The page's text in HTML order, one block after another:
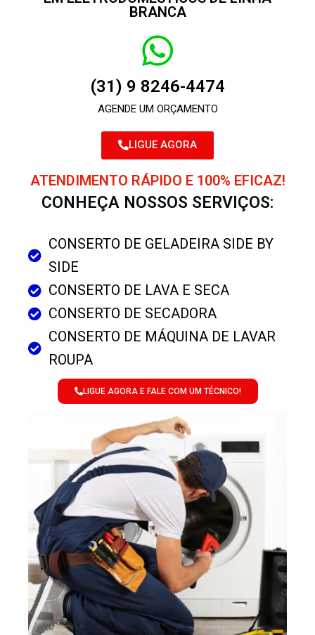
BRANCA
(31) 9 8246-4474
AGENDE UM ORÇAMENTO
LIGUE AGORA
ATENDIMENTO RÁPIDO E 100% EFICAZ!
CONHEÇA NOSSOS SERVIÇOS:
CONSERTO DE GELADEIRA SIDE BY
SIDE
CONSERTO DE LAVA E SECA
CONSERTO DE SECADORA
CONSERTO DE MÁQUINA DE LAVAR
ROUPA
LIGUE AGORA E FALE COM UM TÉCNICO!